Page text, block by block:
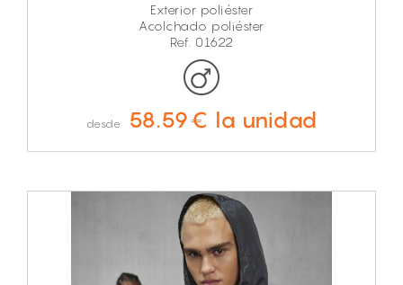
Exterior poliéster
Acolchado poliéster
Ref. 01622
desde 58.59€ la unidad